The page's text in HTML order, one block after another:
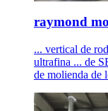
raymond
... vertical de
ultrafina ... de
de molienda de